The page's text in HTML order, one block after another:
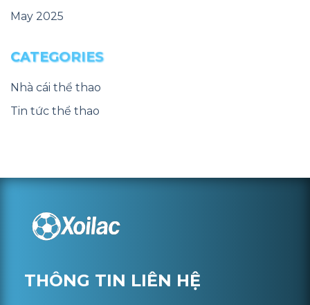
May 2025
CATEGORIES
Nhà cái thể thao
Tin tức thể thao
THÔNG TIN LIÊN HỆ